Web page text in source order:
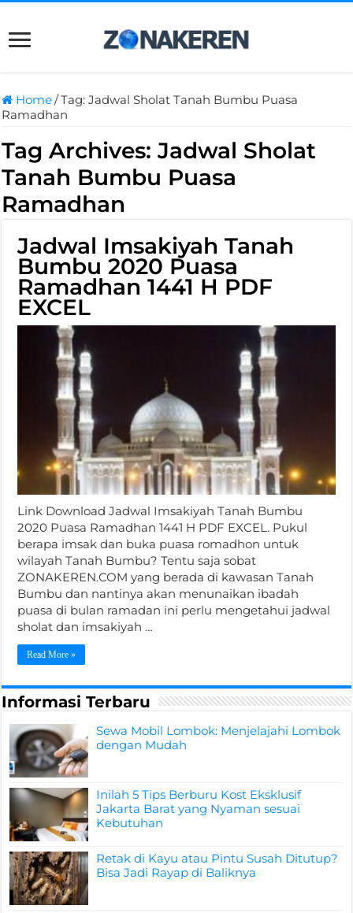
Home/Tag:Jadwal Sholat Tanah Bumbu Puasa
Ramadhan
Tag Archives:Jadwal Sholat
Tanah Bumbu Puasa
Ramadhan
Jadwal Imsakiyah Tanah
Bumbu 2020 Puasa
Ramadhan 1441 H PDF
EXCEL
Link Download Jadwal Imsakiyah Tanah Bumbu
2020 Puasa Ramadhan 1441 H PDF EXCEL. Pukul
berapa imsak dan buka puasa romadhon untuk
wilayah Tanah Bumbu? Tentu saja sobat
ZONAKEREN.COM yang berada di kawasan Tanah
Bumbu dan nantinya akan menunaikan ibadah
puasa di bulan ramadan ini perlu mengetahui jadwal
sholat dan imsakiyah …
Read More »
Informasi Terbaru
Sewa Mobil Lombok: Menjelajahi Lombok
dengan Mudah
Inilah 5 Tips Berburu Kost Eksklusif
Jakarta Barat yang Nyaman sesuai
Kebutuhan
Retak di Kayu atau Pintu Susah Ditutup?
Bisa Jadi Rayap di Baliknya